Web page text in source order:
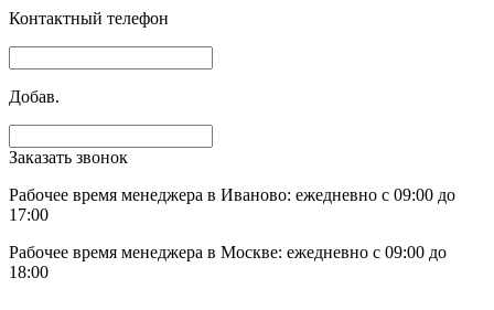
Контактный телефон
Добав.
Заказать звонок
Рабочее время менеджера в Иваново: ежедневно с 09:00 до
17:00
Рабочее время менеджера в Москве: ежедневно с 09:00 до
18:00